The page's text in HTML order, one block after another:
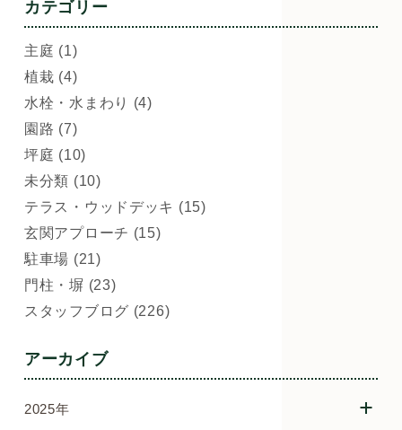
カテゴリー
主庭 (1)
植栽 (4)
水栓・水まわり (4)
園路 (7)
坪庭 (10)
未分類 (10)
テラス・ウッドデッキ (15)
玄関アプローチ (15)
駐車場 (21)
門柱・塀 (23)
スタッフブログ (226)
アーカイブ
2025年